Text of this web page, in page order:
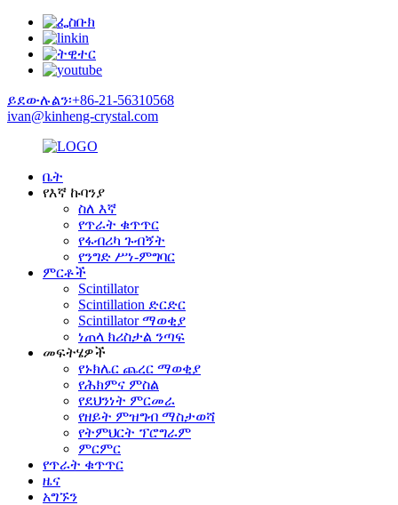
ይደውሉልን፡+86-21-56310568
ivan@kinheng-crystal.com
ቤት
የእኛ ኩባንያ
ስለ እኛ
የጥራት ቁጥጥር
የፋብሪካ ጉብኝት
የንግድ ሥነ-ምግባር
ምርቶች
Scintillator
Scintillation ድርድር
Scintillator ማወቂያ
ነጠላ ክሪስታል ንጣፍ
መፍትሄዎች
የኑክሌር ጨረር ማወቂያ
የሕክምና ምስል
የደህንነት ምርመራ
የዘይት ምዝግብ ማስታወሻ
የትምህርት ፕሮግራም
ምርምር
የጥራት ቁጥጥር
ዜና
አግኙን